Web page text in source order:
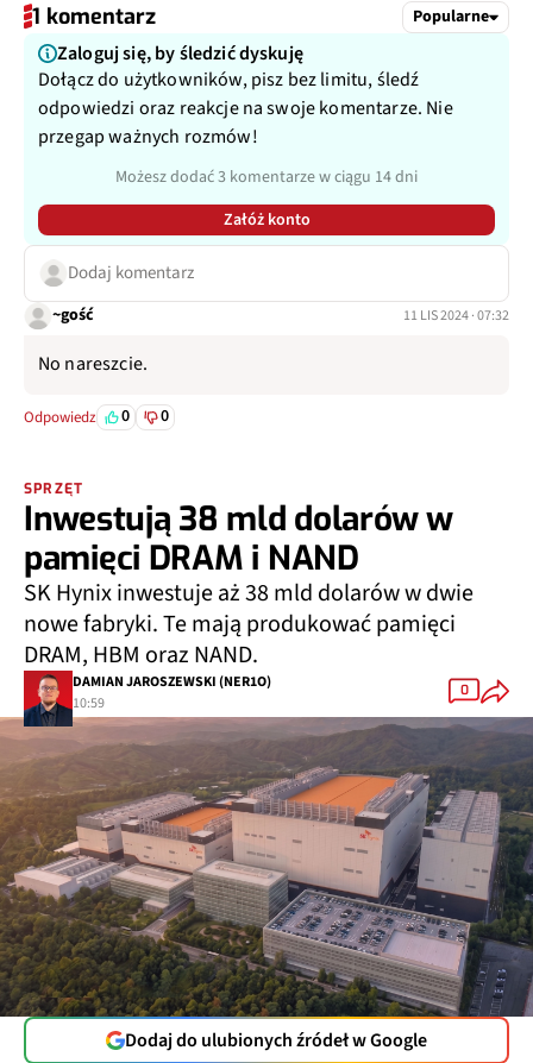
1 komentarz Popularne
Zaloguj się, by śledzić dyskuję
Dołącz do użytkowników, pisz bez limitu, śledź
odpowiedzi oraz reakcje na swoje komentarze. Nie
przegap ważnych rozmów!
Możesz dodać 3 komentarze w ciągu 14 dni
Załóż konto
Dodaj komentarz
~gość 11 LIS 2024 · 07:32
No nareszcie.
Odpowiedz 0 0
SPRZĘT
Inwestują 38 mld dolarów w
pamięci DRAM i NAND
SK Hynix inwestuje aż 38 mld dolarów w dwie
nowe fabryki. Te mają produkować pamięci
DRAM, HBM oraz NAND.
DAMIAN JAROSZEWSKI (NER1O)
10:59
0
Dodaj do ulubionych źródeł w Google